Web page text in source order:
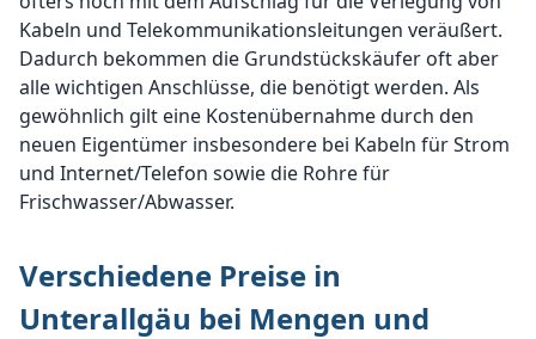
Kabeln und Telekommunikationsleitungen veräußert.
Dadurch bekommen die Grundstückskäufer oft aber
alle wichtigen Anschlüsse, die benötigt werden. Als
gewöhnlich gilt eine Kostenübernahme durch den
neuen Eigentümer insbesondere bei Kabeln für Strom
und Internet/Telefon sowie die Rohre für
Frischwasser/Abwasser.
Verschiedene Preise in
Unterallgäu bei Mengen und